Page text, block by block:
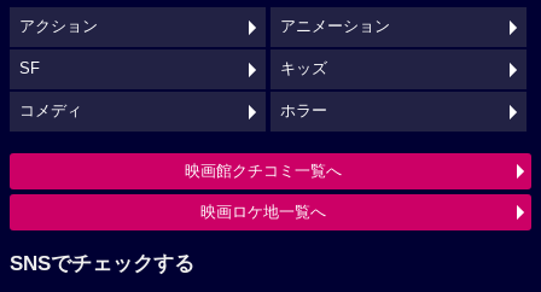
アクション アニメーション
SF キッズ
コメディ ホラー
映画館クチコミ一覧へ
映画ロケ地一覧へ
SNSでチェックする